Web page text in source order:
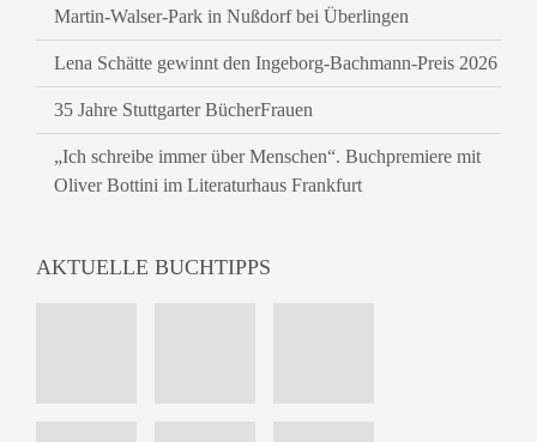
Martin-Walser-Park in Nußdorf bei Überlingen
Lena Schätte gewinnt den Ingeborg-Bachmann-Preis 2026
35 Jahre Stuttgarter BücherFrauen
„Ich schreibe immer über Menschen“. Buchpremiere mit
Oliver Bottini im Literaturhaus Frankfurt
AKTUELLE BUCHTIPPS